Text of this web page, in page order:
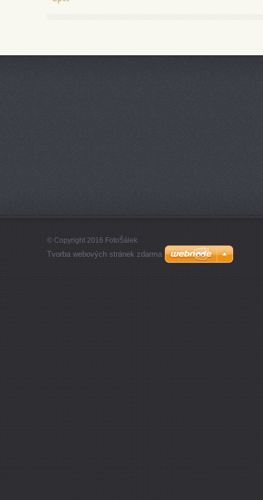
© Copyright 2016 FotoŠálek
Tvorba webových stránek zdarma